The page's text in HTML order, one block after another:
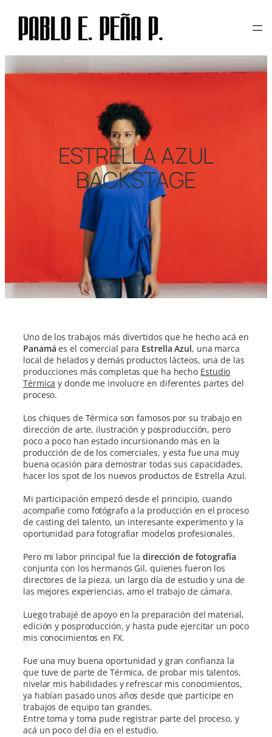
ESTRELLA AZUL
BACKSTAGE
Uno de los trabajos más divertidos que he hecho acá en
Panamá es el comercial para Estrella Azul, una marca
local de helados y demás productos lácteos, una de las
producciones más completas que ha hecho Estudio
Térmica y donde me involucre en diferentes partes del
proceso.
Los chiques de Térmica son famosos por su trabajo en
dirección de arte, ilustración y posproducción, pero
poco a poco han estado incursionando más en la
producción de de los comerciales, y esta fue una muy
buena ocasión para demostrar todas sus capacidades,
hacer los spot de los nuevos productos de Estrella Azul.
Mi participación empezó desde el principio, cuando
acompañe como fotógrafo a la producción en el proceso
de casting del talento, un interesante experimento y la
oportunidad para fotografiar modelos profesionales.
Pero mi labor principal fue la dirección de fotografía
conjunta con los hermanos Gil, quienes fueron los
directores de la pieza, un largo día de estudio y una de
las mejores experiencias, amo el trabajo de cámara.
Luego trabajé de apoyo en la preparación del material,
edición y posproducción, y hasta pude ejercitar un poco
mis conocimientos en FX.
Fue una muy buena oportunidad y gran confianza la
que tuve de parte de Térmica, de probar mis talentos,
nivelar mis habilidades y refrescar mis conocimientos,
ya habían pasado unos años desde que participe en
trabajos de equipo tan grandes.
Entre toma y toma pude registrar parte del proceso, y
acá un poco del día en el estudio.